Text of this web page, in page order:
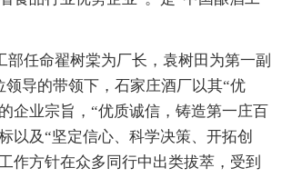
部任命翟树棠为厂长，袁树田为第一副
领导的带领下，石家庄酒厂以其“优
企业宗旨，“优质诚信，铸造第一庄百
以及“坚定信心、科学决策、开拓创
作方针在众多同行中出类拔萃，受到